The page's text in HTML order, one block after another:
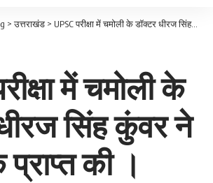
>उत्तराखंड > UPSC परीक्षा में चमोली के डॉक्टर धीरज सिंह कुंवर ने 559 रेंक प्राप्त की ।
में चमोली के
सिंह कुंवर ने
की ।